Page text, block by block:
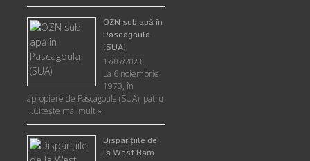
OZN sub apă în
Pascagoula
(SUA)
17/07/2023
La 6 noiembrie
1973, în
apropiere de Pascagoula (SUA), patru
…Citește mai mult »
Disparițiile de
la West Ham